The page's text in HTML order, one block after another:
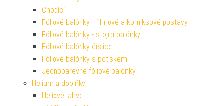
Chodící
Fóliové balónky - filmové a komiksové postavy
Fóliové balónky - stojící balónky
Fóliové balónky číslice
Fóliové balónky s potiskem
Jednobarevné fóliové balónky
Helium a doplňky
Heliové lahve